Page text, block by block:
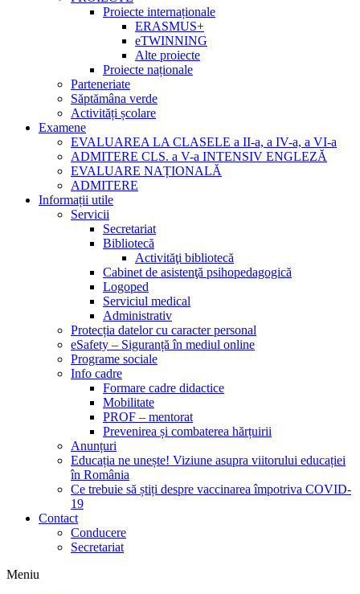
Proiecte internaționale
ERASMUS+
eTWINNING
Alte proiecte
Proiecte naționale
Parteneriate
Săptămâna verde
Activități școlare
Examene
EVALUAREA LA CLASELE a II-a, a IV-a, a VI-a
ADMITERE CLS. a V-a INTENSIV ENGLEZĂ
EVALUARE NAȚIONALĂ
ADMITERE
Informații utile
Servicii
Secretariat
Bibliotecă
Activităţi bibliotecă
Cabinet de asistenţă psihopedagogică
Logoped
Serviciul medical
Administrativ
Protecția datelor cu caracter personal
eSafety – Siguranță în mediul online
Programe sociale
Info cadre
Formare cadre didactice
Mobilitate
PROF – mentorat
Prevenirea și combaterea hărțuirii
Anunțuri
Educația ne unește! Viziune asupra viitorului educației
în România
Ce trebuie să știți despre vaccinarea împotriva COVID-
19
Contact
Conducere
Secretariat
Meniu